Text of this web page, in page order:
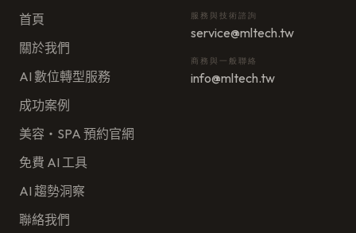
首頁
關於我們
AI 數位轉型服務
成功案例
美容・SPA 預約官網
免費 AI 工具
AI 趨勢洞察
聯絡我們
服務與技術諮詢
service@mltech.tw
商務與一般聯絡
info@mltech.tw